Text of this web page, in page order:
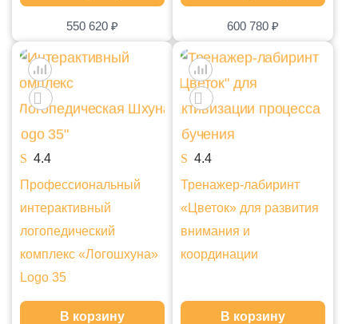
550 620 ₽ 600 780₽
4.4
Профессиональный
интерактивный
логопедический
комплекс «Логошхуна»
Logo 35
В корзину
4.4
Тренажер-лабиринт
«Цветок» для развития
внимания и
координации
В корзину